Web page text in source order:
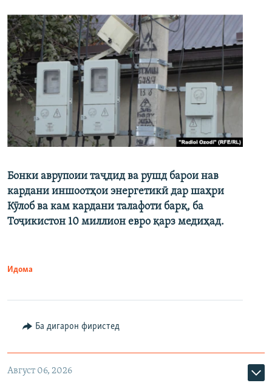
Бонки аврупоии таҷдид ва рушд барои нав
кардани иншоотҳои энергетикӣ дар шаҳри
Кӯлоб ва кам кардани талафоти барқ, ба
Тоҷикистон 10 миллион евро қарз медиҳад.
Идома
Ба дигарон фиристед
Август 06, 2026